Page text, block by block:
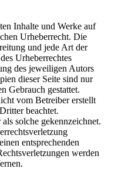
Inhalte und Werke auf
Urheberrecht. Die
und jede Art der
Urheberrechtes
des jeweiligen Autors
dieser Seite sind nur
Gebrauch gestattet.
vom Betreiber erstellt
beachtet.
solche gekennzeichnet.
entsprechenden
werden